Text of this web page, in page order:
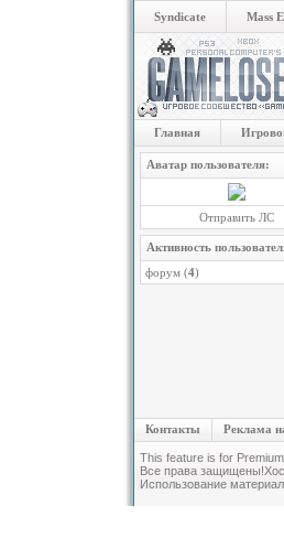
Syndicate Mass
Главная
Аватар пользователя:
Отправить ЛС
Активность
форум (4)
Контакты Реклама
This feature is for
Все права защищены!
Использование